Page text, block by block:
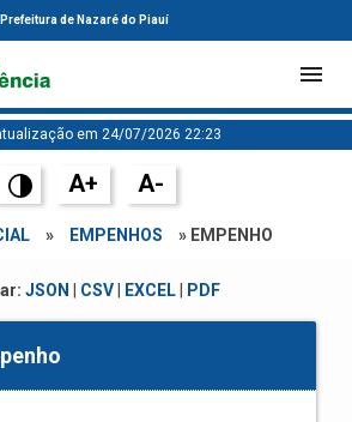
Prefeitura de Nazaré do Piauí
em 24/07/2026 22:23
A+ A-
» EMPENHOS » EMPENHO
JSON CSV| EXCEL| PDF